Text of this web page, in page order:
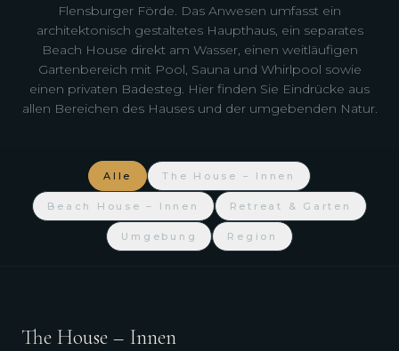
Flensburger Förde. Das Anwesen umfasst ein
architektonisch gestaltetes Haupthaus, ein separates
Beach House direkt am Wasser, einen weitläufigen
Gartenbereich mit Pool, Sauna und Whirlpool sowie
einen privaten Badesteg. Hier finden Sie Eindrücke aus
allen Bereichen des Hauses und der umgebenden Natur.
Alle The House – Innen
Beach House – Innen Retreat & Garten
Umgebung Region
The House – Innen